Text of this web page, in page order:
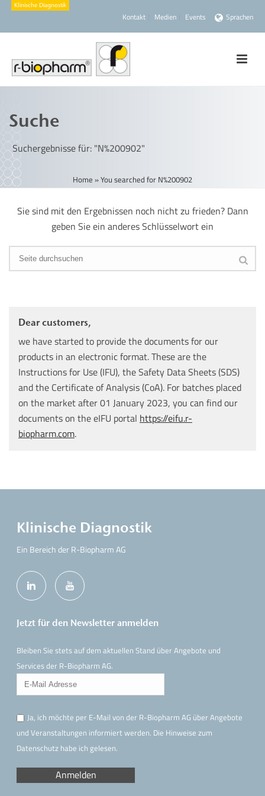
Kontakt Medien Events Sprachen
Suche
Suchergebnisse für: "N%200902"
Home »You searched for N%200902
Sie sind mit den Ergebnissen noch nicht zu frieden? Dann
geben Sie ein anderes Schlüsselwort ein
Dear customers,
we have started to provide the documents for our
products in an electronic format. These are the
Instructions for Use (IFU), the Safety Data Sheets (SDS)
and the Certificate of Analysis (CoA). For batches placed
on the market after 01 January 2023, you can find our
documents on the eIFU portal https://eifu.r-
biopharm.com.
Klinische Diagnostik
Ein Bereich der R-Biopharm AG
Jetzt für den Newsletter anmelden
Bleiben Sie stets auf dem aktuellen Stand über Angebote und
Services der R-Biopharm AG.
Ja, ich möchte per E-Mail von der R-Biopharm AG über Angebote
und Veranstaltungen informiert werden. Die Hinweisezum
Datenschutz habe ich gelesen.